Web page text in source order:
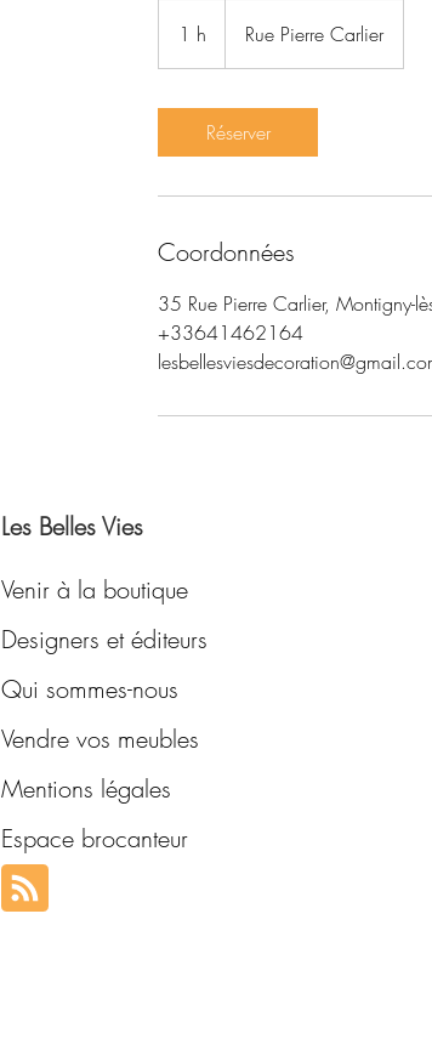
1 h Rue Pierre Carlier
Réserver
Coordonnées
35 Rue Pierre Carlier, Montigny-
+33641462164
Les Belles Vies
Venir à la boutique
Designers et éditeurs
Qui sommes-nous
Vendre vos meubles
Mentions légales
Espace brocanteur